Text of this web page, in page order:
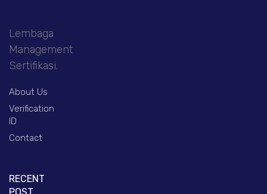
Lembaga
Management
Sertifikasi.
About Us
Verification
ID
Contact
RECENT
POST